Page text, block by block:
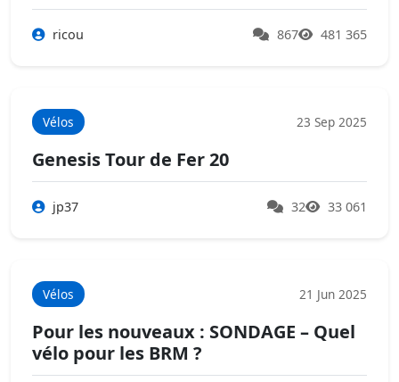
ricou 867 481 365
Vélos 23 Sep 2025
Genesis Tour de Fer 20
jp37 32 33 061
Vélos 21 Jun 2025
Pour les nouveaux : SONDAGE – Quel
vélo pour les BRM ?